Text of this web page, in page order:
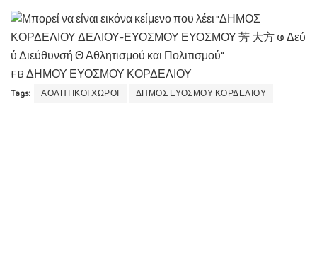
FB ΔΗΜΟΥ ΕΥΟΣΜΟΥ ΚΟΡΔΕΛΙΟΥ
Tags: ΑΘΛΗΤΙΚΟΙ ΧΩΡΟΙ ΔΗΜΟΣ ΕΥΟΣΜΟΥ ΚΟΡΔΕΛΙΟΥ